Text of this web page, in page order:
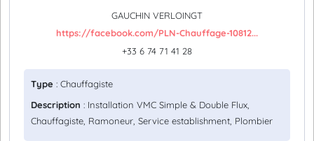
GAUCHIN VERLOINGT
https://facebook.com/PLN-Chauffage-10812...
+33 6 74 71 41 28
Type : Chauffagiste
Description : Installation VMC Simple & Double Flux,
Chauffagiste, Ramoneur, Service establishment, Plombier